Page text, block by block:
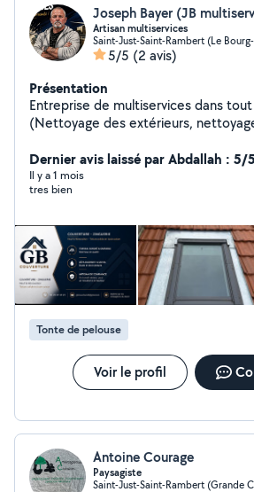
Joseph Bayer (JB
Artisan multiservices
Saint-Just-Saint-Rambert (Le
5/5 (2 avis)
Présentation
Entreprise de multiservices dans
(Nettoyage des extérieurs,
je travaille en partenariat avec mon
créer son entreprise en couverture
couverture)après avoir été diplômé
compagnons du Devoir. N'hésitez pas à vers appel à
nous, en fusionnant nos
vous offrir une gamme complète de
Dernier avis laissé par Abdallah : 5/5
Il y a 1 mois
tres bien
Tonte de pelouse
Voir le profil
Antoine Courage
Paysagiste
Saint-Just-Saint-Rambert (Grande